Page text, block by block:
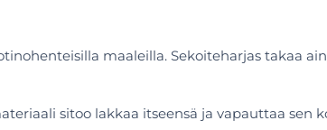
maaleilla. Sekoiteharjas takaa
sitoo lakkaa itseensä ja vapauttaa sen